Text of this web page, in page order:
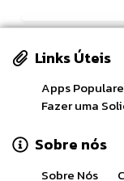
Links Úteis
Apps
Fazer uma
Sobre nós
Sobre Nós